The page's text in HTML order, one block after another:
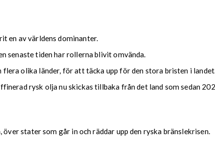
en av världens dominanter.
senaste tiden har rollerna blivit omvända.
olika länder, för att täcka upp för den stora bristen i
rysk olja nu skickas tillbaka från det land som sedan
stater som går in och räddar upp den ryska bränslekrisen.